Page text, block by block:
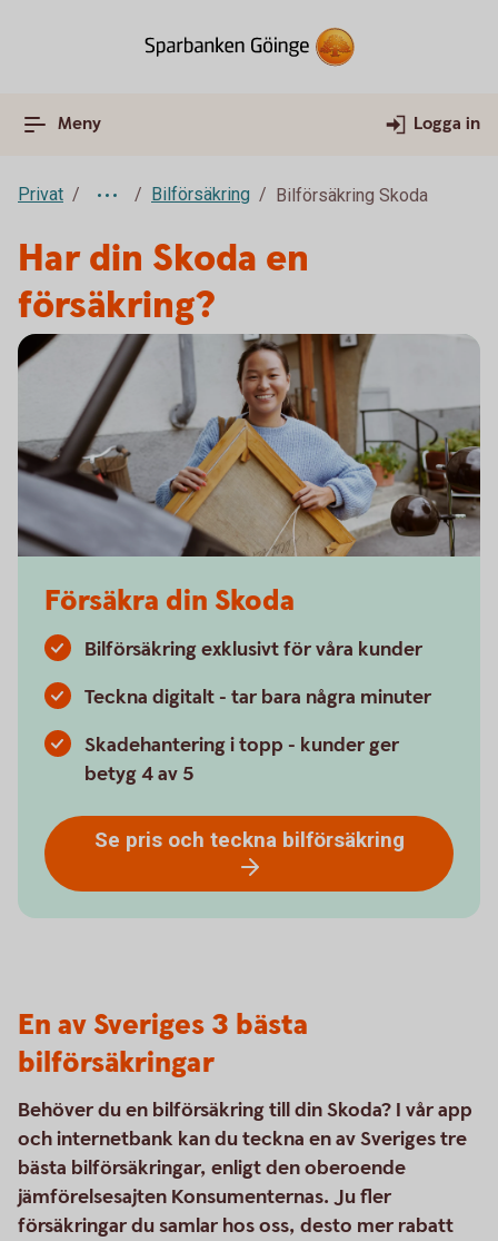
Meny Logga in
Privat Bilförsäkring Bilförsäkring Skoda
Har din Skoda en
försäkring?
Försäkra din Skoda
Bilförsäkring exklusivt för våra kunder
Teckna digitalt - tar bara några minuter
Skadehantering i topp - kunder ger
betyg 4 av 5
Se pris och teckna bilförsäkring
En av Sveriges 3 bästa
bilförsäkringar
Behöver du en bilförsäkring till din Skoda? I vår app
och internetbank kan du teckna en av Sveriges tre
bästa bilförsäkringar, enligt den oberoende
jämförelsesajten Konsumenternas. Ju fler
försäkringar du samlar hos oss, desto mer rabatt